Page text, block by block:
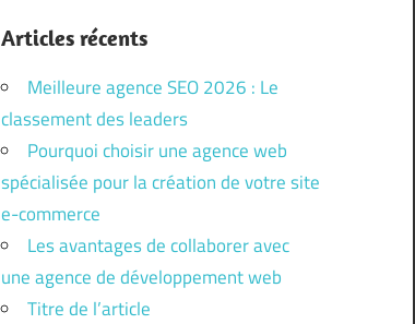
Articles récents
Meilleure agence SEO 2026 : Le
classement des leaders
Pourquoi choisir une agence web
spécialisée pour la création de votre site
e-commerce
Les avantages de collaborer avec
une agence de développement web
Titre de l’article